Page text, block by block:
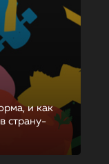
и как
страну-